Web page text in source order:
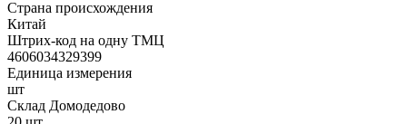
Страна происхождения
Китай
Штрих-код на одну ТМЦ
4606034329399
Единица измерения
шт
Склад Домодедово